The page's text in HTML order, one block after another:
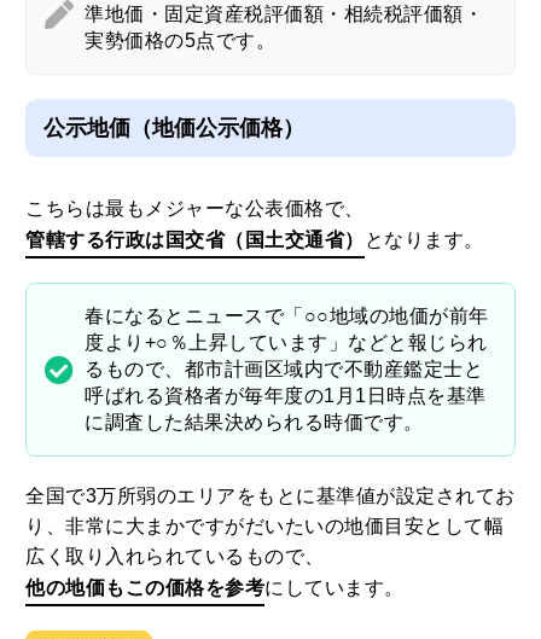
準地価・固定資産税評価額・相続税評価額・
実勢価格の5点です。
公示地価（地価公示価格）
こちらは最もメジャーな公表価格で、
管轄する行政は国交省（国土交通省）
となります。
春になるとニュースで「○○地域の地価が前年
度より+○％上昇しています」などと報じられ
るもので、都市計画区域内で不動産鑑定士と
呼ばれる資格者が毎年度の1月1日時点を基準
に調査した結果決められる時価です。
全国で3万所弱のエリアをもとに基準値が設定されてお
り、非常に大まかですがだいたいの地価目安として幅
広く取り入れられているもので、
他の地価もこの価格を参考にしています。